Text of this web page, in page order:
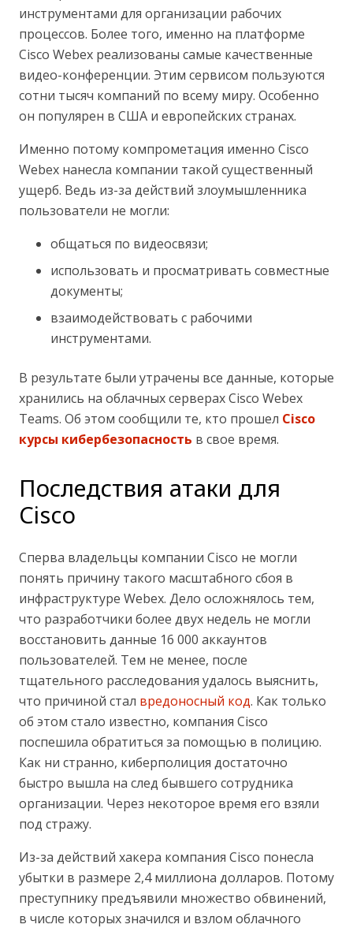
инструментами для организации рабочих
процессов. Более того, именно на платформе
Cisco Webex реализованы самые качественные
видео-конференции. Этим сервисом пользуются
сотни тысяч компаний по всему миру. Особенно
он популярен в США и европейских странах.
Именно потому компрометация именно Cisco
Webex нанесла компании такой существенный
ущерб. Ведь из-за действий злоумышленника
пользователи не могли:
общаться по видеосвязи;
использовать и просматривать совместные
документы;
взаимодействовать с рабочими
инструментами.
В результате были утрачены все данные, которые
хранились на облачных серверах Cisco Webex
Teams. Об этом сообщили те, кто прошел Cisco
курсы кибербезопасность в свое время.
Последствия атаки для
Cisco
Сперва владельцы компании Cisco не могли
понять причину такого масштабного сбоя в
инфраструктуре Webex. Дело осложнялось тем,
что разработчики более двух недель не могли
восстановить данные 16 000 аккаунтов
пользователей. Тем не менее, после
тщательного расследования удалось выяснить,
что причиной стал вредоносный код. Как только
об этом стало известно, компания Cisco
поспешила обратиться за помощью в полицию.
Как ни странно, киберполиция достаточно
быстро вышла на след бывшего сотрудника
организации. Через некоторое время его взяли
под стражу.
Из-за действий хакера компания Cisco понесла
убытки в размере 2,4 миллиона долларов. Потому
преступнику предъявили множество обвинений,
в числе которых значился и взлом облачного